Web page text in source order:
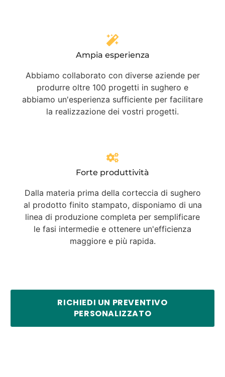
Ampia esperienza
Abbiamo collaborato con diverse aziende per
produrre oltre 100 progetti in sughero e
abbiamo un'esperienza sufficiente per facilitare
la realizzazione dei vostri progetti.
Forte produttività
Dalla materia prima della corteccia di sughero
al prodotto finito stampato, disponiamo di una
linea di produzione completa per semplificare
le fasi intermedie e ottenere un'efficienza
maggiore e più rapida.
RICHIEDI UN PREVENTIVO
PERSONALIZZATO